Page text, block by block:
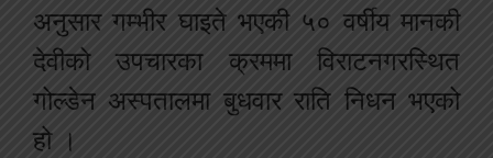
अनुसार गम्भीर घाइते भएकी ५० वर्षीय मानकी
देवीको उपचारका क्रममा विराटनगरस्थित
गोल्डेन अस्पतालमा बुधवार राति निधन भएको
हो ।